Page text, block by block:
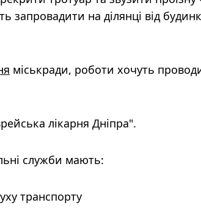
на ділянці від
міськради, роботи хочуть
лікарня Дніпра".
служби мають:
транспорту